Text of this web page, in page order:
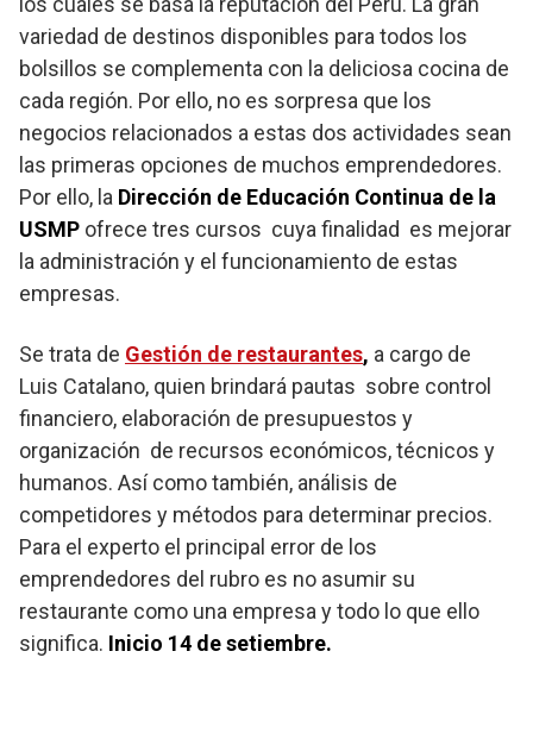
variedad de destinos disponibles para todos los
bolsillos se complementa con la deliciosa cocina de
cada región. Por ello, no es sorpresa que los
negocios relacionados a estas dos actividades sean
las primeras opciones de muchos emprendedores.
Por ello, la Dirección de Educación Continua de la
USMP ofrece tres cursos cuya finalidad es mejorar
la administración y el funcionamiento de estas
empresas.
Se trata de Gestión de restaurantes, a cargo de
Luis Catalano, quien brindará pautas sobre control
financiero, elaboración de presupuestos y
organización de recursos económicos, técnicos y
humanos. Así como también, análisis de
competidores y métodos para determinar precios.
Para el experto el principal error de los
emprendedores del rubro es no asumir su
restaurante como una empresa y todo lo que ello
significa. Inicio 14 de setiembre.